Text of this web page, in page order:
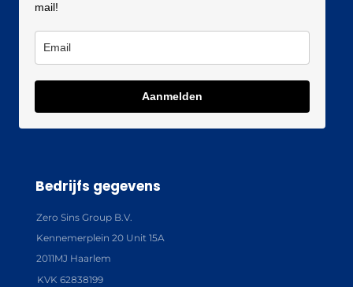
mail!
Aanmelden
Bedrijfs gegevens
Zero Sins Group B.V.
Kennemerplein 20 Unit 15A
2011MJ Haarlem
KVK 62838199